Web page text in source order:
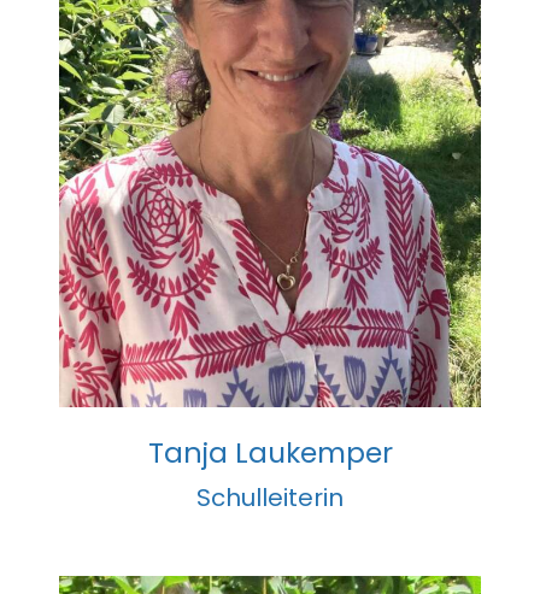
Suche
nach:
Tanja Laukemper
Schulleiterin